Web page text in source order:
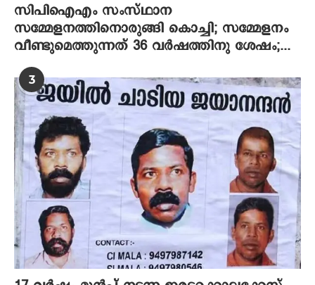
സിപിഐഎം സംസ്ഥാന
സമ്മേളനത്തിനൊരുങ്ങി കൊച്ചി; സമ്മേളനം
വീണ്ടുമെത്തുന്നത് 36 വര്‍ഷത്തിനു ശേഷം;...
3